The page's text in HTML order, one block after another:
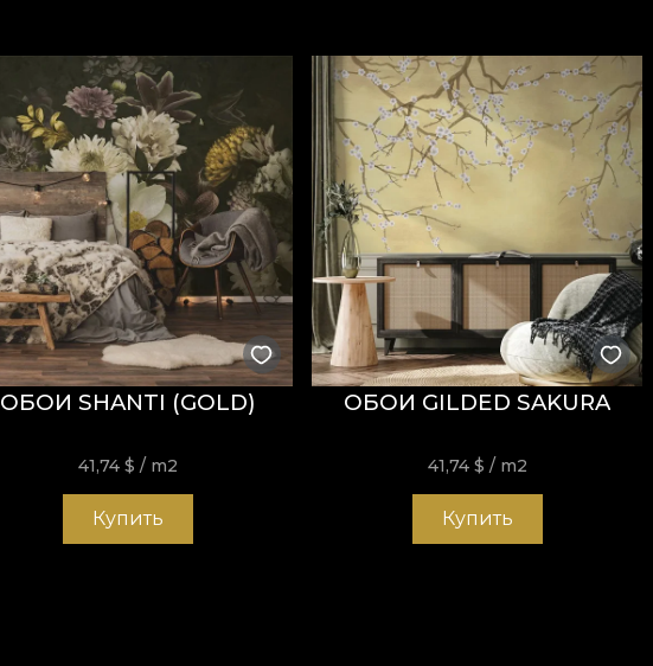
ОБОИ SHANTI (GOLD)
41,74 $ / m2
Купить
ОБОИ GILDED SAKURA
41,74 $ / m2
Купить